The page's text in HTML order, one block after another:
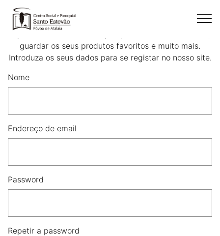
Ao criar uma conta na nossa loja online, poderá realizar
guardar os seus produtos favoritos e muito mais.
Introduza os seus dados para se registar no nosso site.
Nome
Endereço de email
Password
Repetir a password